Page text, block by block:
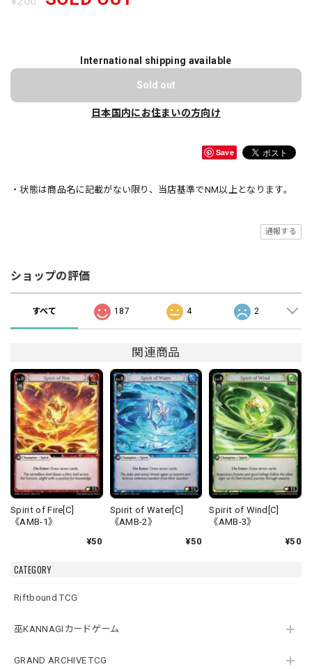
CATEGORY
Riftbound TCG
巫KANNAGIカードゲーム
GRAND ARCHIVE TCG
International shipping available
Sold out
日本国内にお住まいの方向け
Save
・状態は商品名に記載がない限り、当店基準でNM以上となります。
通報する
ショップの評価
すべて 187 4 2
関連商品
Spirit of Fire[C]
《AMB-1》
¥50
Spirit of Water[C]
《AMB-2》
¥50
Spirit of Wind[C]
《AMB-3》
¥50